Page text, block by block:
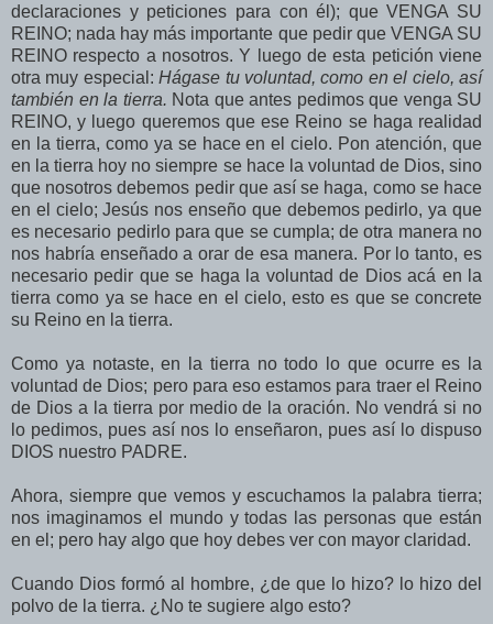
declaraciones y peticiones para con él); que VENGA SU
REINO; nada hay más importante que pedir que VENGA SU
REINO respecto a nosotros. Y luego de esta petición viene
otra muy especial:Hágase tu voluntad, como en el cielo, así
también en la tierra. Nota que antes pedimos que venga SU
REINO, y luego queremos que ese Reino se haga realidad
en la tierra, como ya se hace en el cielo. Pon atención, que
en la tierra hoy no siempre se hace la voluntad de Dios, sino
que nosotros debemos pedir que así se haga, como se hace
en el cielo; Jesús nos enseño que debemos pedirlo, ya que
es necesario pedirlo para que se cumpla; de otra manera no
nos habría enseñado a orar de esa manera. Por lo tanto, es
necesario pedir que se haga la voluntad de Dios acá en la
tierra como ya se hace en el cielo, esto es que se concrete
su Reino en la tierra.
Como ya notaste, en la tierra no todo lo que ocurre es la
voluntad de Dios; pero para eso estamos para traer el Reino
de Dios a la tierra por medio de la oración. No vendrá si no
lo pedimos, pues así nos lo enseñaron, pues así lo dispuso
DIOS nuestro PADRE.
Ahora, siempre que vemos y escuchamos la palabra tierra;
nos imaginamos el mundo y todas las personas que están
en el; pero hay algo que hoy debes ver con mayor claridad.
Cuando Dios formó al hombre, ¿de que lo hizo? lo hizo del
polvo de la tierra. ¿No te sugiere algo esto?